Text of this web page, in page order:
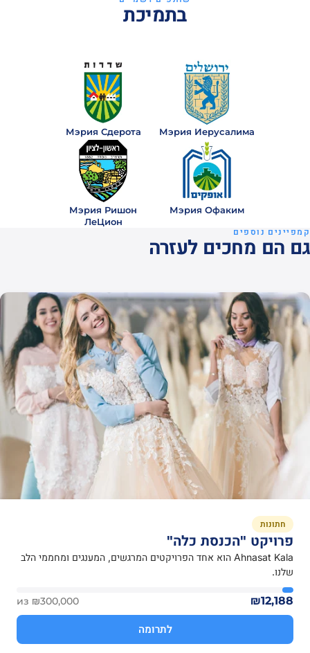
בתמיכת
Мэрия Иерусалима
Мэрия Сдерота
Мэрия Офаким
Мэрия Ришон
ЛеЦион
קמפיינים נוספים
גם הם מחכים לעזרה
חתונות
פרויקט "הכנסת כלה"
Ahnasat Kala הוא אחד הפרויקטים המרגשים, המענגים ומחממי הלב
שלנו.
₪12,188
из ₪300,000
לתרומה